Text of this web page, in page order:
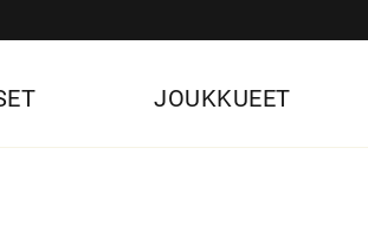
JOUKKUEET